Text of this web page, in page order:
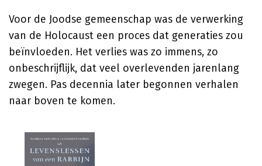
Voor de Joodse gemeenschap was de verwerking
van de Holocaust een proces dat generaties zou
beïnvloeden. Het verlies was zo immens, zo
onbeschrijflijk, dat veel overlevenden jarenlang
zwegen. Pas decennia later begonnen verhalen
naar boven te komen.